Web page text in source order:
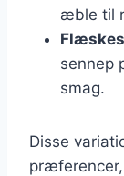
æble til
sennep
smag.
Disse